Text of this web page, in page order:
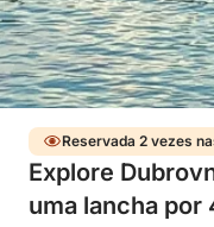
Reservada 2 vezes
Explore
uma lancha por